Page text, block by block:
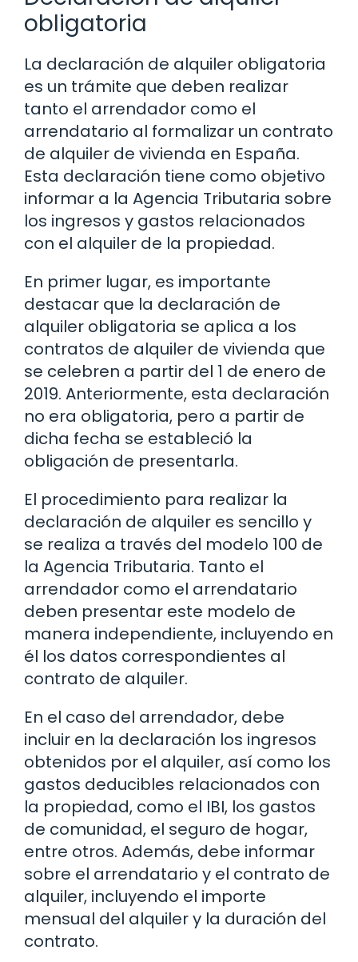
obligatoria
La declaración de alquiler obligatoria
es un trámite que deben realizar
tanto el arrendador como el
arrendatario al formalizar un contrato
de alquiler de vivienda en España.
Esta declaración tiene como objetivo
informar a la Agencia Tributaria sobre
los ingresos y gastos relacionados
con el alquiler de la propiedad.
En primer lugar, es importante
destacar que la declaración de
alquiler obligatoria se aplica a los
contratos de alquiler de vivienda que
se celebren a partir del 1 de enero de
2019. Anteriormente, esta declaración
no era obligatoria, pero a partir de
dicha fecha se estableció la
obligación de presentarla.
El procedimiento para realizar la
declaración de alquiler es sencillo y
se realiza a través del modelo 100 de
la Agencia Tributaria. Tanto el
arrendador como el arrendatario
deben presentar este modelo de
manera independiente, incluyendo en
él los datos correspondientes al
contrato de alquiler.
En el caso del arrendador, debe
incluir en la declaración los ingresos
obtenidos por el alquiler, así como los
gastos deducibles relacionados con
la propiedad, como el IBI, los gastos
de comunidad, el seguro de hogar,
entre otros. Además, debe informar
sobre el arrendatario y el contrato de
alquiler, incluyendo el importe
mensual del alquiler y la duración del
contrato.